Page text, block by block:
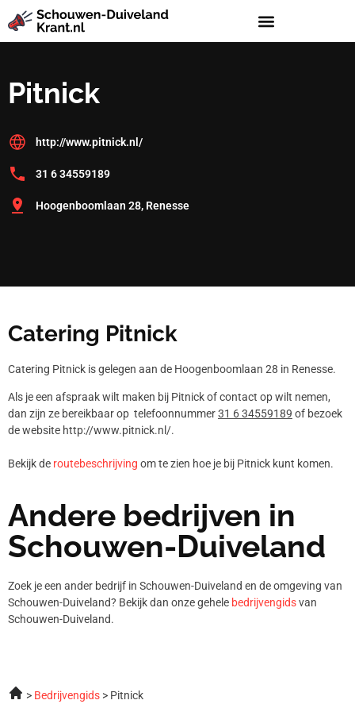
Pitnick
http://www.pitnick.nl/
31 6 34559189
Hoogenboomlaan 28, Renesse
Catering Pitnick
Catering Pitnick is gelegen aan de Hoogenboomlaan 28 in Renesse.
Als je een afspraak wilt maken bij Pitnick of contact op wilt nemen,
dan zijn ze bereikbaar op telefoonnummer31 6 34559189 of bezoek
de website http://www.pitnick.nl/.
Bekijk de routebeschrijving om te zien hoe je bij Pitnick kunt komen.
Andere bedrijven in
Schouwen-Duiveland
Zoek je een ander bedrijf in Schouwen-Duiveland en de omgeving van
Schouwen-Duiveland? Bekijk dan onze gehele bedrijvengidsvan
Schouwen-Duiveland.
Bedrijvengids Pitnick